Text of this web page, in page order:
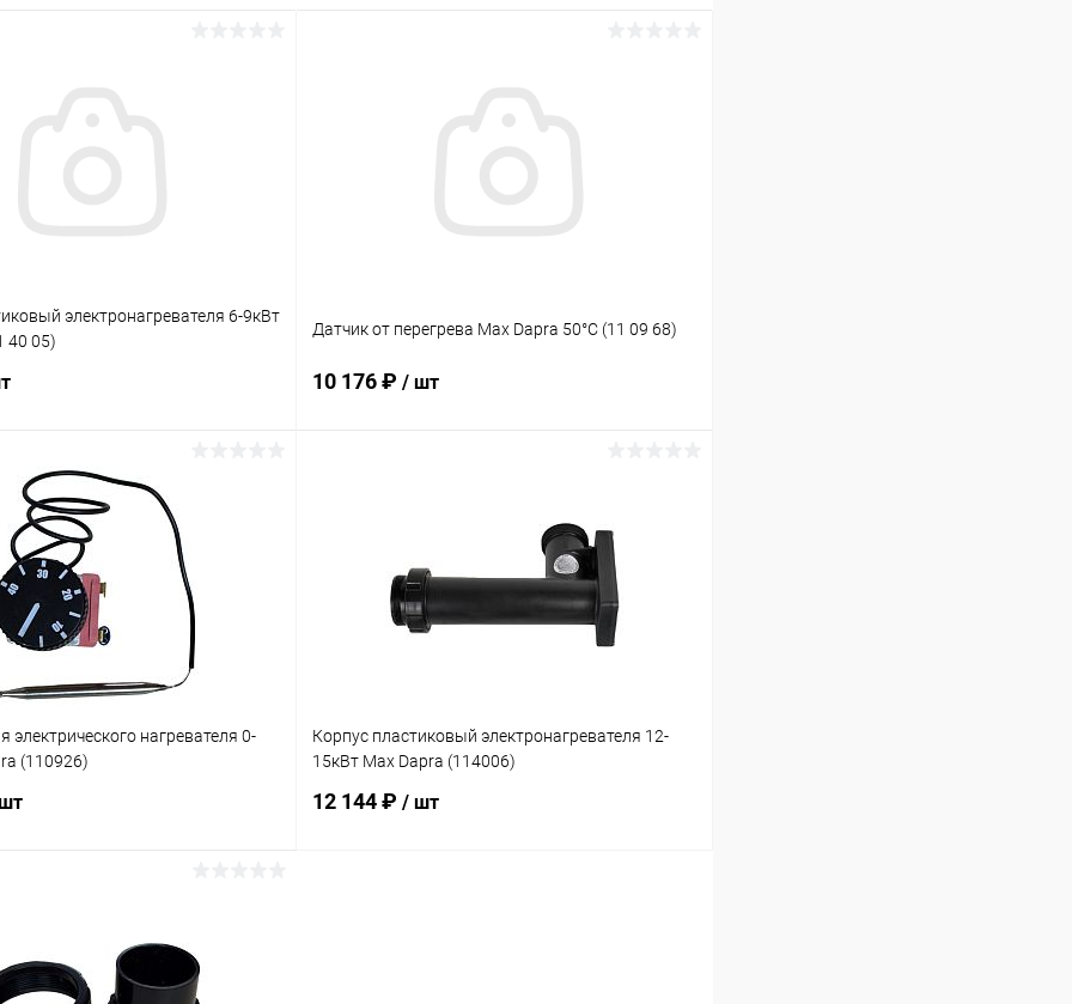
электронагревателя 6-9кВт
40 05)
В корзину
Под заказ
Датчик от перегрева Max Dapra 50°С (11 09 68)
10 176 ₽ / шт
К сравнению Под заказ
электрического нагревателя 0-
(110926)
Корпус пластиковый электронагревателя 12-
15кВт Max Dapra (114006)
12 144 ₽ / шт